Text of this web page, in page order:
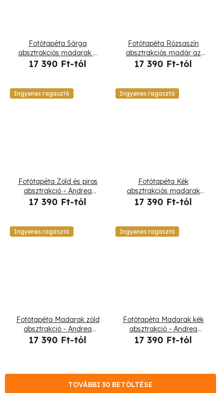
Fotótapéta Sárga
absztrakciós madarak a
zöld ágon - Andrea
17 390 Ft-tól
Fotótapéta Rózsaszín
absztrakciós madár az
ágon - Andrea Haase
17 390 Ft-tól
Ingyenes ragasztó
Fotótapéta Zöld és piros
absztrakció - Andrea
Haase
17 390 Ft-tól
Ingyenes ragasztó
Fotótapéta Kék
absztrakciós madarak
állatok - Andrea Haase
17 390 Ft-tól
Ingyenes ragasztó
Fotótapéta Madarak zöld
absztrakció - Andrea
Haase
17 390 Ft-tól
Ingyenes ragasztó
Fotótapéta Madarak kék
absztrakció - Andrea
Haase
17 390 Ft-tól
TOVÁBBI 30 BETÖLTÉSE